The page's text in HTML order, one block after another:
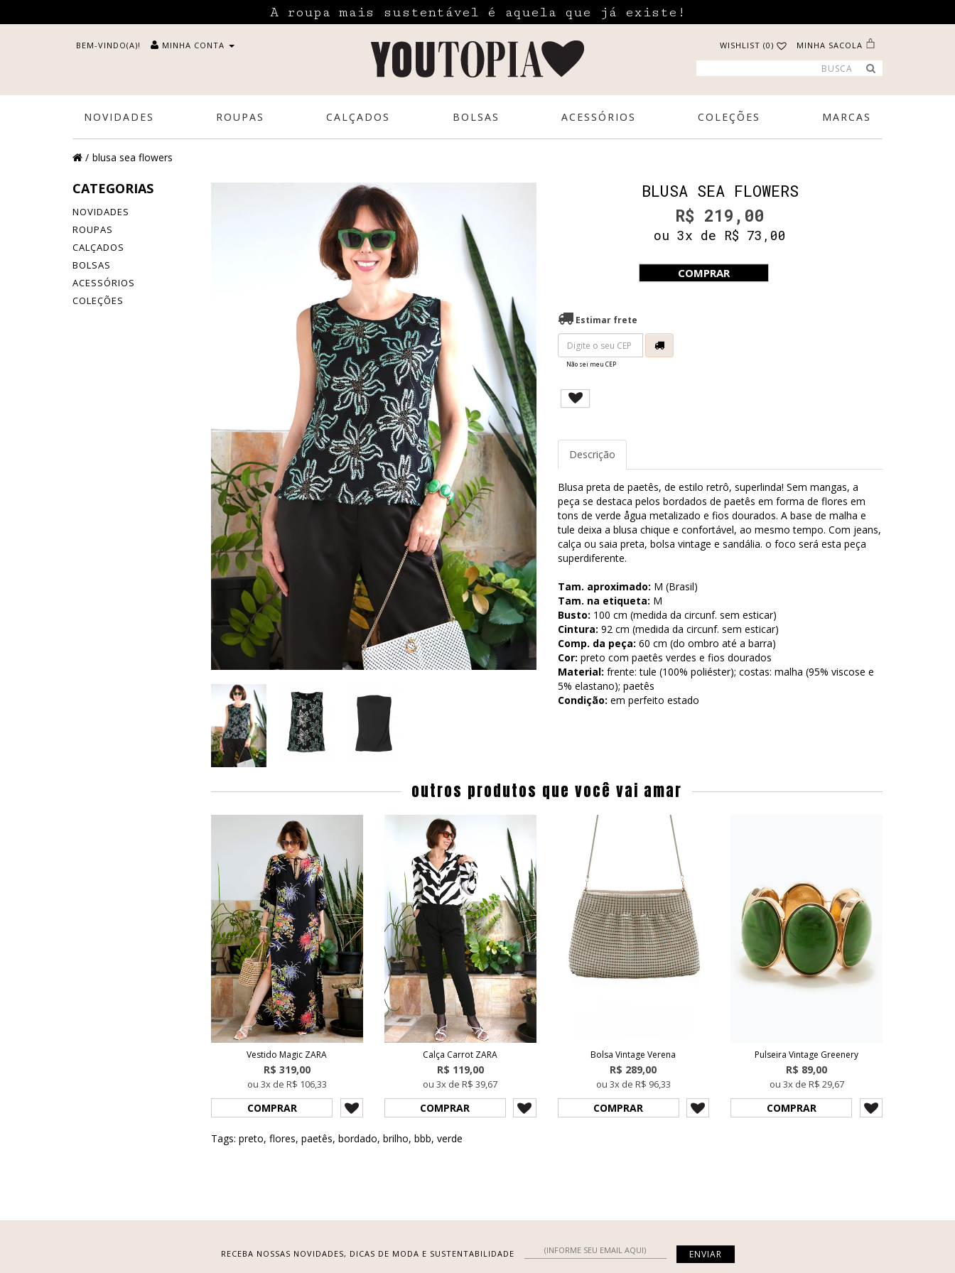
A roupa mais sustentável é aquela que já existe!
BEM-VINDO(A)! MINHA CONTA WISHLIST (0) MINHA SACOLA
NOVIDADES ROUPAS CALÇADOS BOLSAS ACESSÓRIOS COLEÇÕES MARCAS
blusa sea flowers
CATEGORIAS
NOVIDADES
ROUPAS
CALÇADOS
BOLSAS
ACESSÓRIOS
COLEÇÕES
BLUSA SEA FLOWERS
R$ 219,00
ou 3x de R$ 73,00
COMPRAR
Estimar frete
Não sei meu CEP
Descrição
Blusa preta de paetês, de estilo retrô, superlinda! Sem mangas, a
peça se destaca pelos bordados de paetês em forma de flores em
tons de verde ågua metalizado e fios dourados. A base de malha e
tule deixa a blusa chique e confortável, ao mesmo tempo. Com jeans,
calça ou saia preta, bolsa vintage e sandália. o foco será esta peça
superdiferente.
Tam. aproximado: M (Brasil)
Tam. na etiqueta: M
Busto: 100 cm (medida da circunf. sem esticar)
Cintura: 92 cm (medida da circunf. sem esticar)
Comp. da peça: 60 cm (do ombro até a barra)
Cor: preto com paetês verdes e fios dourados
Material: frente: tule (100% poliéster); costas: malha (95% viscose e
5% elastano); paetês
Condição: em perfeito estado
outros produtos que você vai amar
Vestido Magic ZARA
R$ 319,00
ou 3x de R$ 106,33
COMPRAR
Calça Carrot ZARA
R$ 119,00
ou 3x de R$ 39,67
COMPRAR
Bolsa Vintage Verena
R$ 289,00
ou 3x de R$ 96,33
COMPRAR
Pulseira Vintage Greenery
R$ 89,00
ou 3x de R$ 29,67
COMPRAR
Tags: preto, flores, paetês, bordado, brilho, bbb, verde
RECEBA NOSSAS NOVIDADES, DICAS DE MODA E SUSTENTABILIDADE